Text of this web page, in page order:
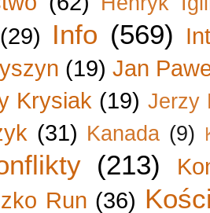
(29) Info (569)
(19) Jan
Krysiak (19) Jerzy
(31) Kanada (9)
(213)
Run (36)